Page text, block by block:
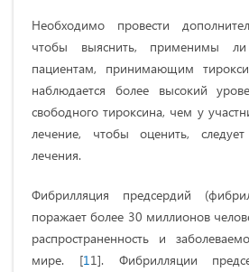
Необходимо провести
чтобы выяснить, применимы
пациентам, принимающим
наблюдается более высокий
свободного тироксина, чем у
лечение, чтобы оценить,
лечения.
Фибрилляция предсердий
поражает более 30 миллионов
распространенность и
мире. [11]. Фибрилляции